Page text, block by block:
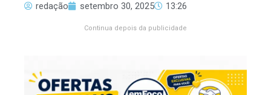
redação setembro 30, 2025 13:26
Continua depois da publicidade